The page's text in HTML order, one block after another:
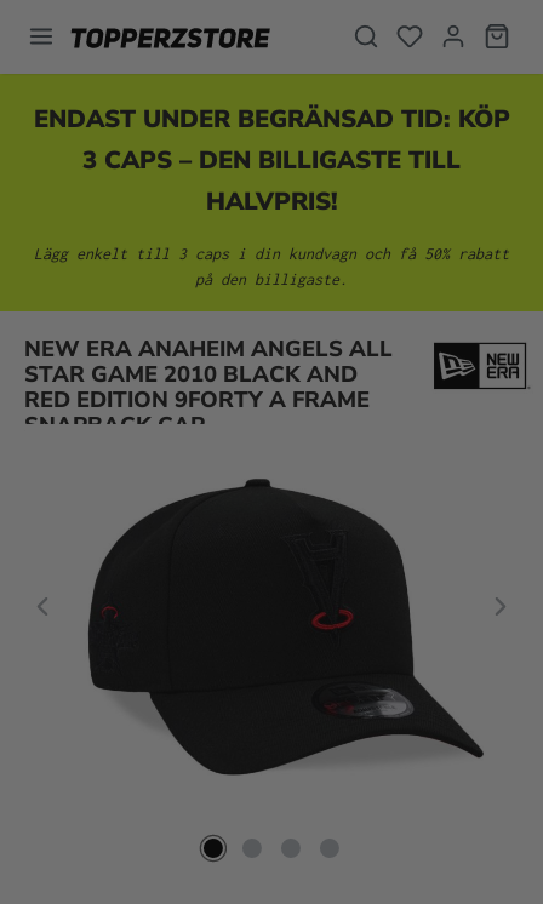
ENDAST UNDER BEGRÄNSAD TID: KÖP
3 CAPS – DEN BILLIGASTE TILL
HALVPRIS!
Lägg enkelt till 3 caps i din kundvagn och få 50% rabatt
på den billigaste.
NEW ERA ANAHEIM ANGELS ALL
STAR GAME 2010 BLACK AND
RED EDITION 9FORTY A FRAME
SNAPBACK CAP
Hoppa över bildgalleri